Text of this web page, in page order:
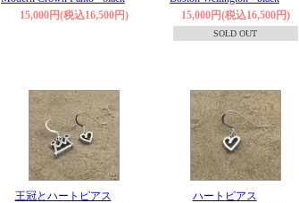
15,000円(税込16,500円)
15,000円(税込16,500円)
SOLD OUT
王冠とハートピアス
ハートピアス